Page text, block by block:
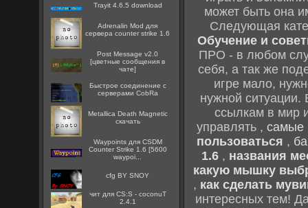
Trayit 4.6.5 download
Adrenalin Mod для
сервера counter strike 1.6
Post Message v2.0
[цветные сообщения в
чате]
Быстрое соединение с
серверами CobRa
Metallica Death Magnetic
скачать
Waypoints для CSDM
Counter Strike 1.6 [5600
waypoi...
cfg BY SNOY
чит для CS:S - coconuT
2.4.1
может быть она
Следующая
Обучение и
ПРО - в любом
себя, а так же
игре мало,
нужной ситуации.
ссылкам в мир
управлять , самые
пользоваться ,
1.6, названия
какую мышку
, как сделать
интересных тем!